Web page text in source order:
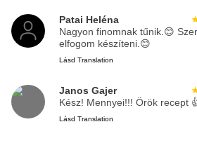
Patai Heléna
Nagyon finomnak tűnik.😊
elfogom készíteni.😊
Lásd Translation
Janos Gajer
Kész! Mennyei!!! Örök recept
Lásd Translation